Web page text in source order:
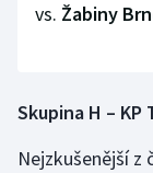
vs. Žabiny
Skupina H – KP
Nejzkušenější